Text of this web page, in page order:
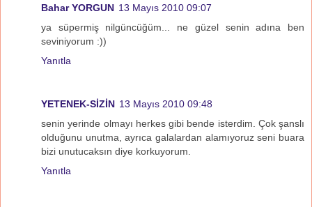
Bahar YORGUN 13 Mayıs 2010 09:07
ya süpermiş nilgüncüğüm... ne güzel senin adına ben
seviniyorum :))
Yanıtla
YETENEK-SİZİN 13 Mayıs 2010 09:48
senin yerinde olmayı herkes gibi bende isterdim. Çok şanslı
olduğunu unutma, ayrıca galalardan alamıyoruz seni buara
bizi unutucaksın diye korkuyorum.
Yanıtla